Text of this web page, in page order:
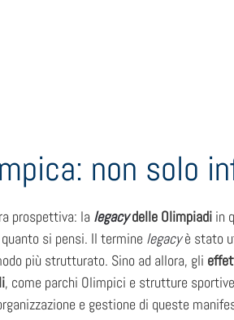
non solo
prospettiva: la legacydelle Olimpiadi in
si pensi. Il termine legacyè stato
più strutturato. Sino ad allora, gli
, come parchi Olimpici e strutture
e gestione di queste